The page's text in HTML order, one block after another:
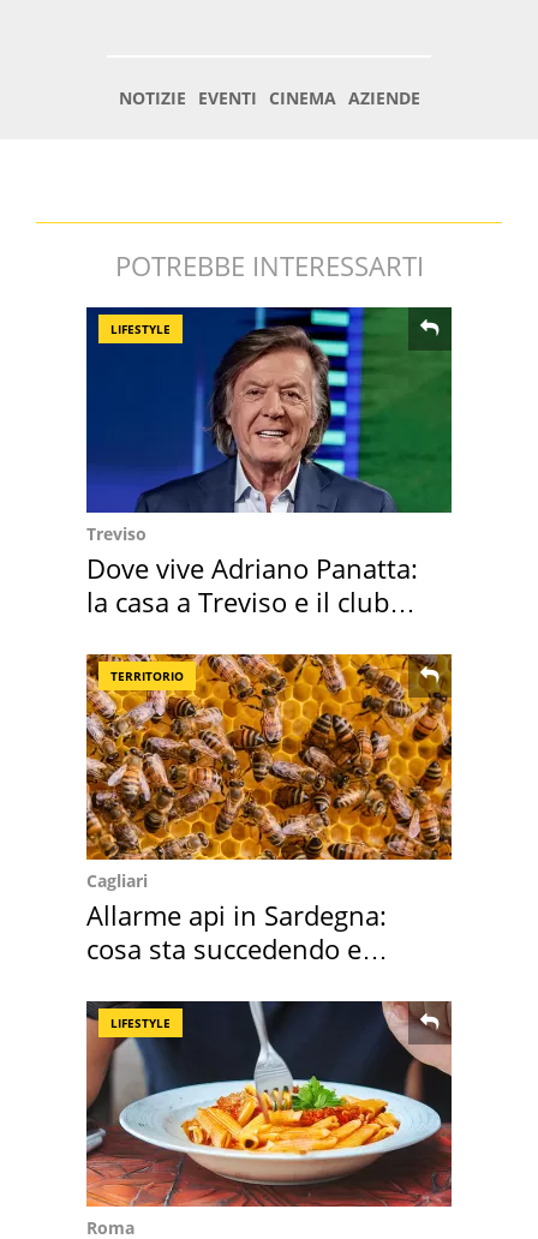
POTREBBE INTERESSARTI
LIFESTYLE
Treviso
Dove vive Adriano Panatta:
la casa a Treviso e il club
TERRITORIO
Cagliari
Allarme api in Sardegna:
cosa sta succedendo e
LIFESTYLE
Roma